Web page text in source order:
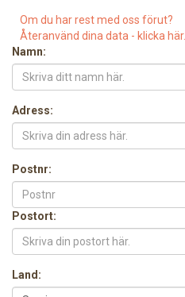
Om du har rest med oss förut?
Återanvänd dina data - klicka här.
Namn:
Adress:
Postnr:
Postort:
Land: